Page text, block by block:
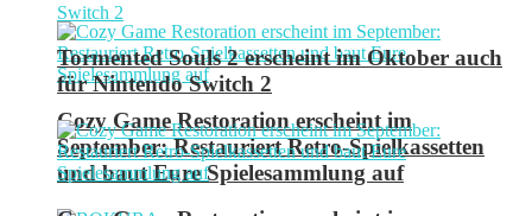
Cozy Game Restoration erscheint im
September: Restauriert Retro-Spielkassetten
und baut Eure Spielesammlung auf
Tormented Souls 2 erscheint im Oktober auch
für Nintendo Switch 2